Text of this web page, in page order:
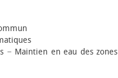
− Maintien en eau des zones